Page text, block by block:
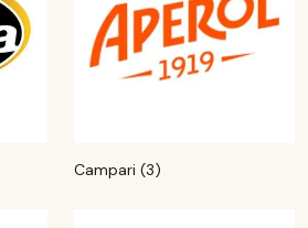
Campari (3)